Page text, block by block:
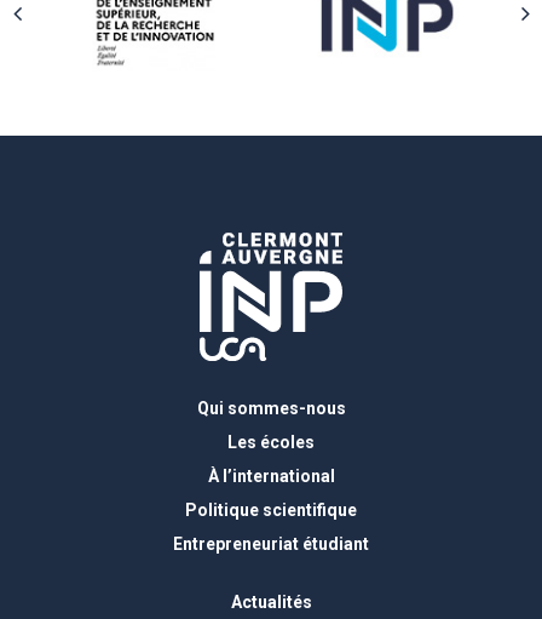
Qui sommes-nous
Les écoles
À l’international
Politique scientifique
Entrepreneuriat étudiant
Actualités